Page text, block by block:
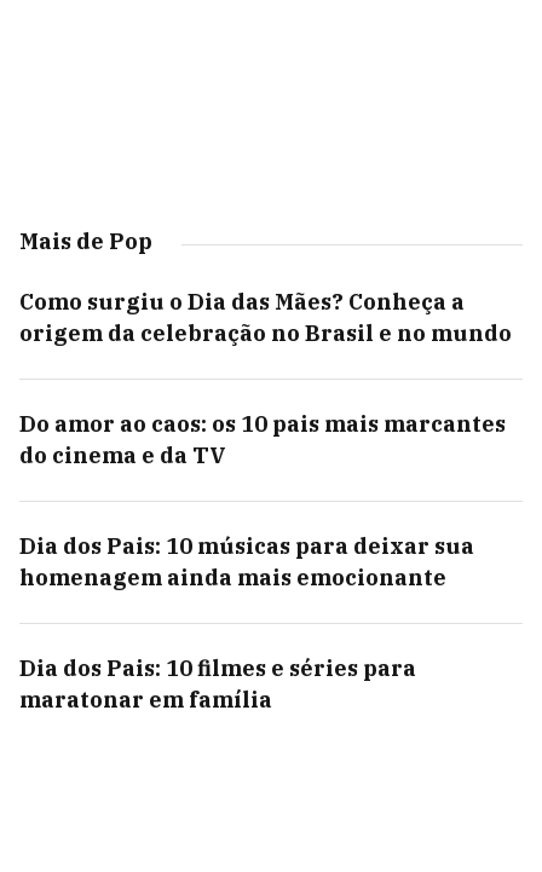
Mais de Pop
Como surgiu o Dia das Mães? Conheça a
origem da celebração no Brasil e no mundo
Do amor ao caos: os 10 pais mais marcantes
do cinema e da TV
Dia dos Pais: 10 músicas para deixar sua
homenagem ainda mais emocionante
Dia dos Pais: 10 filmes e séries para
maratonar em família